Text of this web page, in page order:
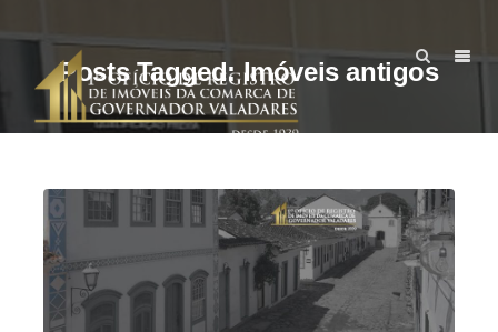
Posts Tagged: Imóveis antigos